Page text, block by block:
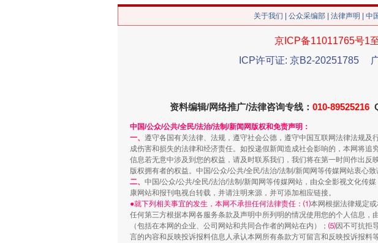
解纷+调解+退费，一次搞定
关于我们 公众采编部 法律声明 | 中
京ICP备11011765号1
ICP许可证: 京B2-20251785
资料编辑/网络推广/法律咨询专线： 010-89525216
中国/公众/公共/全民/法治/法制/新闻网版权和免责声明：
一、 遵守各国有关法律、法规，遵守社会公德，遵守中国互联网法律法规
成伤害和损失的法律和经济责任。如投递假新闻造成社会影响的，本网将
信息若无意中涉及到您的权益，请及时联系我们，我们将在第一时间作出
版权拥有者的权益。中国/公众/公共/全民/法治/法制/新闻网等传媒网站衷心致
二、 中国/公众/公共/全民/法治/法制/新闻网等传媒网站，由众全影视文化传
康网站和报刊电视台转载，并请注明来源，并可添加相应链接。
●就下列相关事宜的发生，本网不承担任何法律责任：⑴本网根据法律规定
任何第三方根据本网各服务条款及声明中所列明的情况使用您的个人信息，
（包括在本网的企业、公司网站和共同合作者的网站在内）； ⑸因不可抗拒
言的内容和反映投诉报料信息人承认本网所有条款方可留言和反映投诉报